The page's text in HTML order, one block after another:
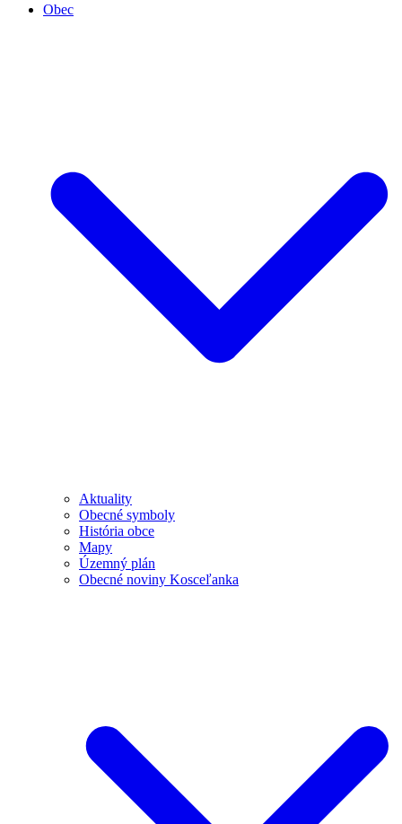
Obec
Aktuality
Obecné symboly
História obce
Mapy
Územný plán
Obecné noviny Kosceľanka